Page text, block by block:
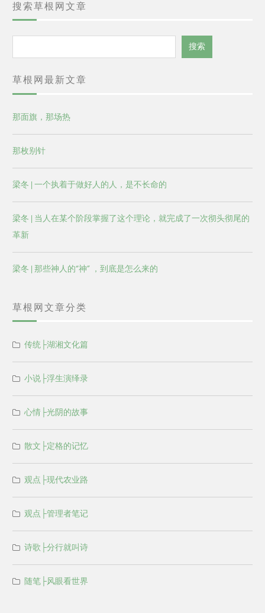
搜索草根网文章
索
搜索
草根网最新文章
那面旗，那场热
那枚别针
梁冬 | 一个执着于做好人的人，是不长命的
梁冬 | 当人在某个阶段掌握了这个理论，就完成了一次彻头彻尾的
革新
梁冬 | 那些神人的“神” ，到底是怎么来的
草根网文章分类
传统├湖湘文化篇
小说├浮生演绎录
心情├光阴的故事
散文├定格的记忆
观点├现代农业路
观点├管理者笔记
诗歌├分行就叫诗
随笔├风眼看世界